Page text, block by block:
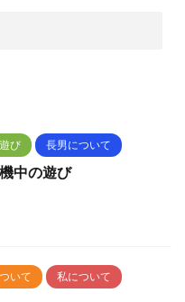
遊び 長男について
中の遊び
いて 私について